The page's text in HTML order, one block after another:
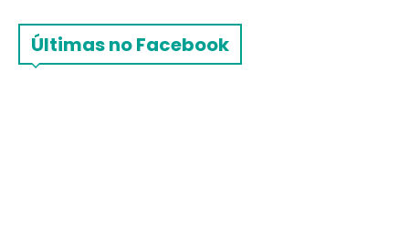
Últimas no Facebook